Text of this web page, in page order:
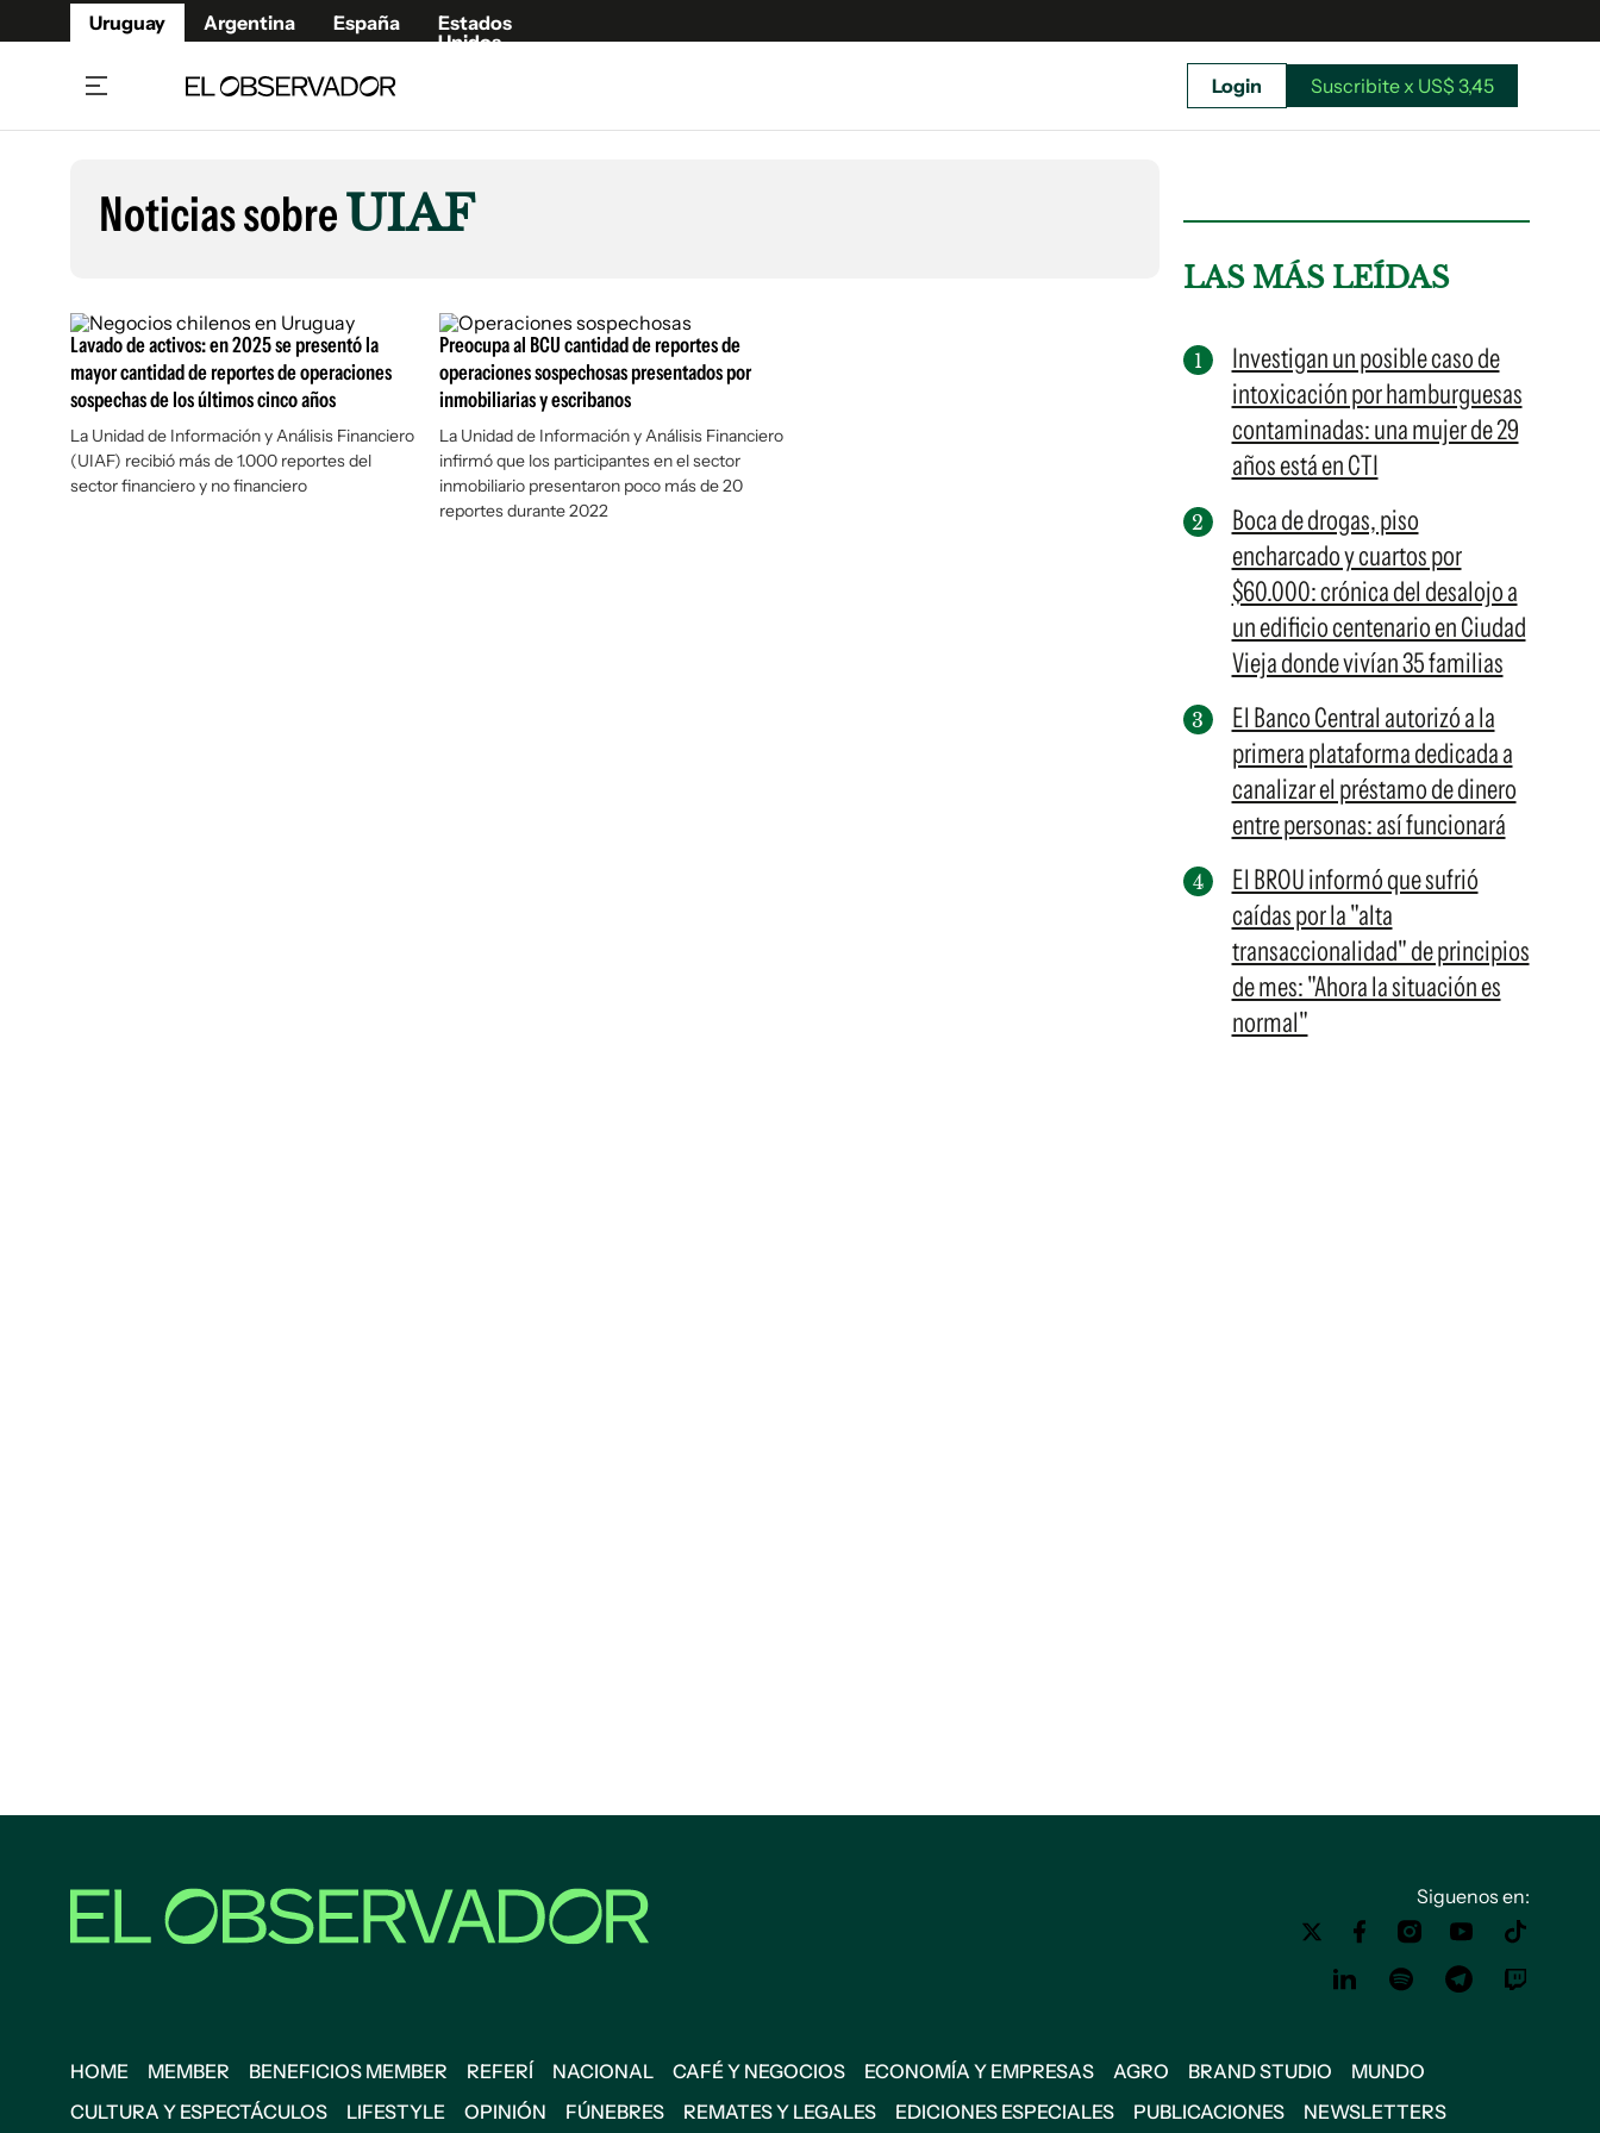
Uruguay Argentina España
Estados
Unidos
Beneficios Member
Café y Negocios
Economía y Empresas
Agro
Brand Studio
Mundo
Fúnebres
Publicaciones
Newsletters
Argentina
España
Estados Unidos
Suscribite x US$ 3,45
Login Suscribite x US$ 3,45
Noticias sobreUIAF
Lavado de activos: en 2025 se presentó la
mayor cantidad de reportes de operaciones
sospechas de los últimos cinco años
La Unidad de Información y Análisis Financiero
(UIAF) recibió más de 1.000 reportes del
sector financiero y no financiero
Preocupa al BCU cantidad de reportes de
operaciones sospechosas presentados por
inmobiliarias y escribanos
La Unidad de Información y Análisis Financiero
infirmó que los participantes en el sector
inmobiliario presentaron poco más de 20
reportes durante 2022
LAS MÁS LEÍDAS
Investigan un posible caso de
intoxicación por hamburguesas
contaminadas: una mujer de 29
años está en CTI
Boca de drogas, piso
encharcado y cuartos por
$60.000: crónica del desalojo a
un edificio centenario en Ciudad
Vieja donde vivían 35 familias
El Banco Central autorizó a la
primera plataforma dedicada a
canalizar el préstamo de dinero
entre personas: así funcionará
El BROU informó que sufrió
caídas por la "alta
transaccionalidad" de principios
de mes: "Ahora la situación es
normal"
Siguenos en:
HOME MEMBER BENEFICIOS MEMBER REFERÍ NACIONAL CAFÉ Y NEGOCIOS ECONOMÍA Y EMPRESAS AGRO BRAND STUDIO
MUNDO
CULTURA Y ESPECTÁCULOS
LIFESTYLE OPINIÓN FÚNEBRES REMATES Y LEGALES EDICIONES ESPECIALES PUBLICACIONES NEWSLETTERS